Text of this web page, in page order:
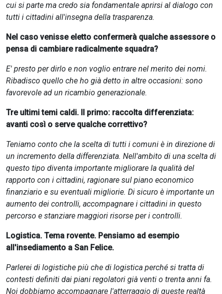
cui si parte ma credo sia fondamentale aprirsi al dialogo con
tutti i cittadini all'insegna della trasparenza.
Nel caso venisse eletto confermerà qualche assessore o
pensa di cambiare radicalmente squadra?
E' presto per dirlo e non voglio entrare nel merito dei nomi.
Ribadisco quello che ho già detto in altre occasioni: sono
favorevole ad un ricambio generazionale.
Tre ultimi temi caldi. Il primo: raccolta differenziata:
avanti così o serve qualche correttivo?
Teniamo conto che la scelta di tutti i comuni è in direzione di
un incremento della differenziata. Nell'ambito di una scelta di
questo tipo diventa importante migliorare la qualità del
rapporto con i cittadini, ragionare sul piano economico
finanziario e su eventuali migliorie. Di sicuro è importante un
aumento dei controlli, accompagnare i cittadini in questo
percorso e stanziare maggiori risorse per i controlli.
Logistica. Tema rovente. Pensiamo ad esempio
all'insediamento a San Felice.
Parlerei di logistiche più che di logistica perché si tratta di
contesti definiti dai piani regolatori già venti o trenta anni fa.
Noi dobbiamo accompagnare l'atterraggio di queste realtà